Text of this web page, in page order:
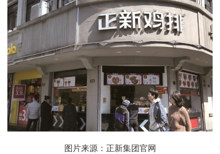
图片来源：正新集团官网